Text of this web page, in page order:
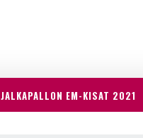
JALKAPALLON EM-KISAT 2021